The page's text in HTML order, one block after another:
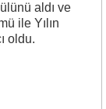
aldı ve
ile Yılın
oldu.